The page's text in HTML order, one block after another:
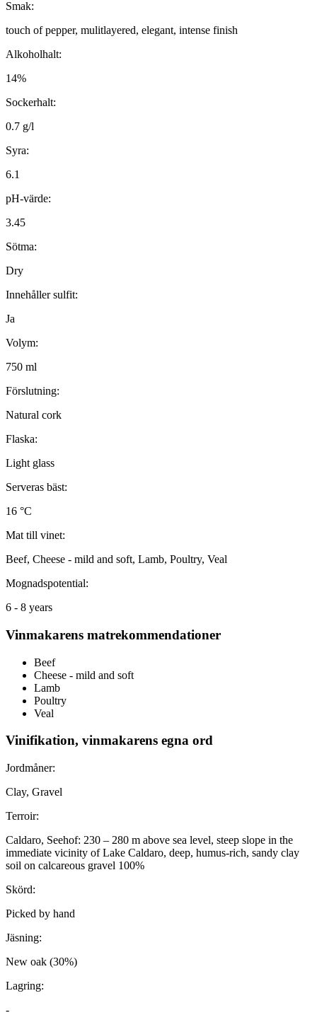
Smak:
touch of pepper, mulitlayered, elegant, intense finish
Alkoholhalt:
14%
Sockerhalt:
0.7 g/l
Syra:
6.1
pH-värde:
3.45
Sötma:
Dry
Innehåller sulfit:
Ja
Volym:
750 ml
Förslutning:
Natural cork
Flaska:
Light glass
Serveras bäst:
16 °C
Mat till vinet:
Beef, Cheese - mild and soft, Lamb, Poultry, Veal
Mognadspotential:
6 - 8 years
Vinmakarens matrekommendationer
Beef
Cheese - mild and soft
Lamb
Poultry
Veal
Vinifikation, vinmakarens egna ord
Jordmåner:
Clay, Gravel
Terroir:
Caldaro, Seehof: 230 – 280 m above sea level, steep slope in the
immediate vicinity of Lake Caldaro, deep, humus-rich, sandy clay
soil on calcareous gravel 100%
Skörd:
Picked by hand
Jäsning:
New oak (30%)
Lagring:
-